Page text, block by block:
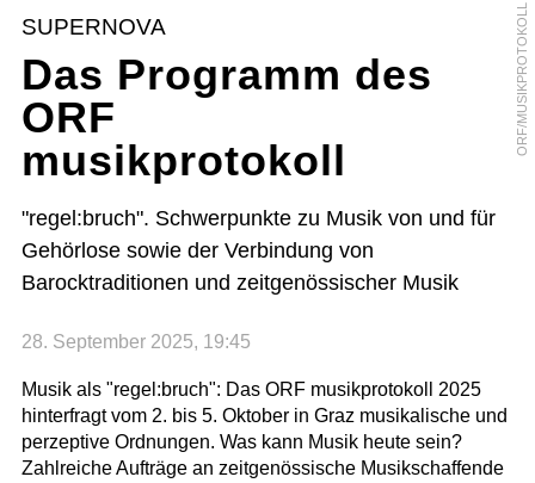
ORF/MUSIKPROTOKOLL
SUPERNOVA
Das Programm des
ORF
musikprotokoll
"regel:bruch". Schwerpunkte zu Musik von und für
Gehörlose sowie der Verbindung von
Barocktraditionen und zeitgenössischer Musik
28. September 2025, 19:45
Musik als "regel:bruch": Das ORF musikprotokoll 2025
hinterfragt vom 2. bis 5. Oktober in Graz musikalische und
perzeptive Ordnungen. Was kann Musik heute sein?
Zahlreiche Aufträge an zeitgenössische Musikschaffende